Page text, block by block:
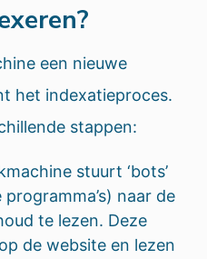
een nieuwe
het indexatieproces.
stappen:
stuurt ‘bots’
programma’s) naar de
te lezen. Deze
de website en lezen